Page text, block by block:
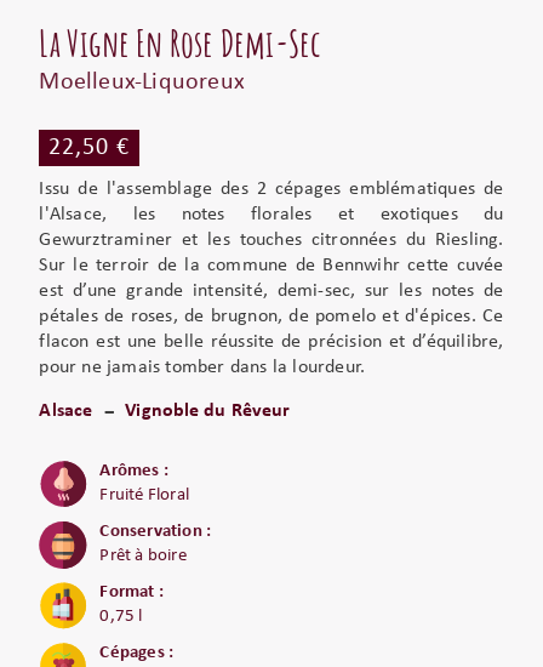
La Vigne En Rose Demi-Sec
Moelleux-Liquoreux
22,50 €
Issu de l'assemblage des 2 cépages emblématiques de
l'Alsace, les notes florales et exotiques du
Gewurztraminer et les touches citronnées du Riesling.
Sur le terroir de la commune de Bennwihr cette cuvée
est d’une grande intensité, demi-sec, sur les notes de
pétales de roses, de brugnon, de pomelo et d'épices. Ce
flacon est une belle réussite de précision et d’équilibre,
pour ne jamais tomber dans la lourdeur.
Alsace Vignoble du Rêveur
Arômes :
Fruité Floral
Conservation :
Prêt à boire
Format :
0,75 l
Cépages :